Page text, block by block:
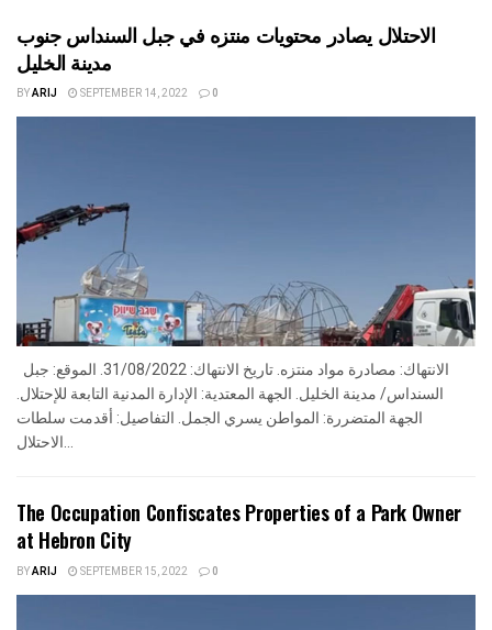
الاحتلال يصادر محتويات منتزه في جبل السنداس جنوب
مدينة الخليل
BYARIJ SEPTEMBER 14, 2022 0
السنداس/ مدينة الخليل. الجهة المعتدية: الإدارة المدنية التابعة للإحتلال.
الجهة المتضررة: المواطن يسري الجمل. التفاصيل: أقدمت سلطات
الاحتلال...
The Occupation Confiscates Properties of a Park Owner
at Hebron City
BYARIJ SEPTEMBER 15, 2022 0